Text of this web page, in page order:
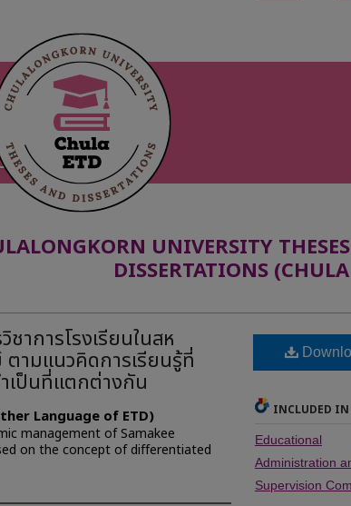
UNIVERSITY
DISSERTATIONS
าการโรงเรียนในสห
ามแนวคิดการเรียนรู้ที่
เป็นที่แตกต่างกัน
Language of ETD)
management of Samakee
on the concept of differentiated
INCLUDED IN
Educational
Administration
Supervision